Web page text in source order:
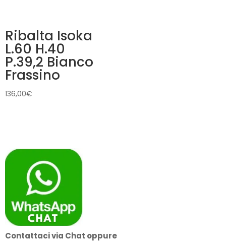
Ribalta Isoka
L.60 H.40
P.39,2 Bianco
Frassino
136,00€
Contattaci via Chat oppure